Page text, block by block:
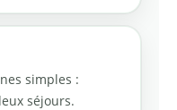
simples :
séjours.